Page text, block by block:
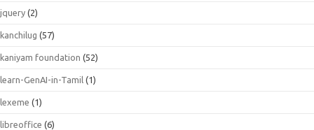
jquery (2)
kanchilug (57)
kaniyam foundation (52)
learn-GenAI-in-Tamil (1)
lexeme (1)
libreoffice (6)